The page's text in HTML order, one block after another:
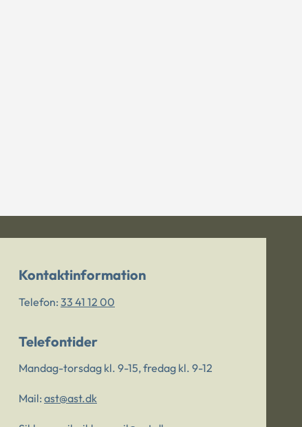
Kontaktinformation
Telefon: 33 41 12 00
Telefontider
Mandag-torsdag kl. 9-15, fredag kl. 9-12
Mail: ast@ast.dk